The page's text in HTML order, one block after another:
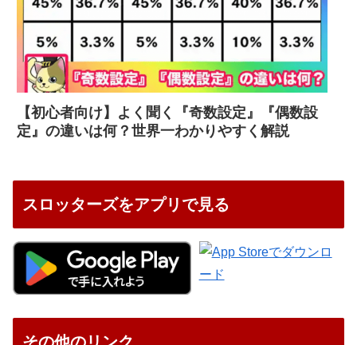
【初心者向け】よく聞く『奇数設定』『偶数設
定』の違いは何？世界一わかりやすく解説
スロッターズをアプリで見る
その他のリンク